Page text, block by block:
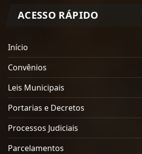
ACESSO RÁPIDO
Início
Convênios
Leis Municipais
Portarias e Decretos
Processos Judiciais
Parcelamentos